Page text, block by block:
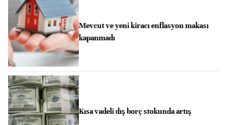
Mevcut ve yeni kiracı enflasyon makası
kapanmadı
Kısa vadeli dış borç stokunda artış